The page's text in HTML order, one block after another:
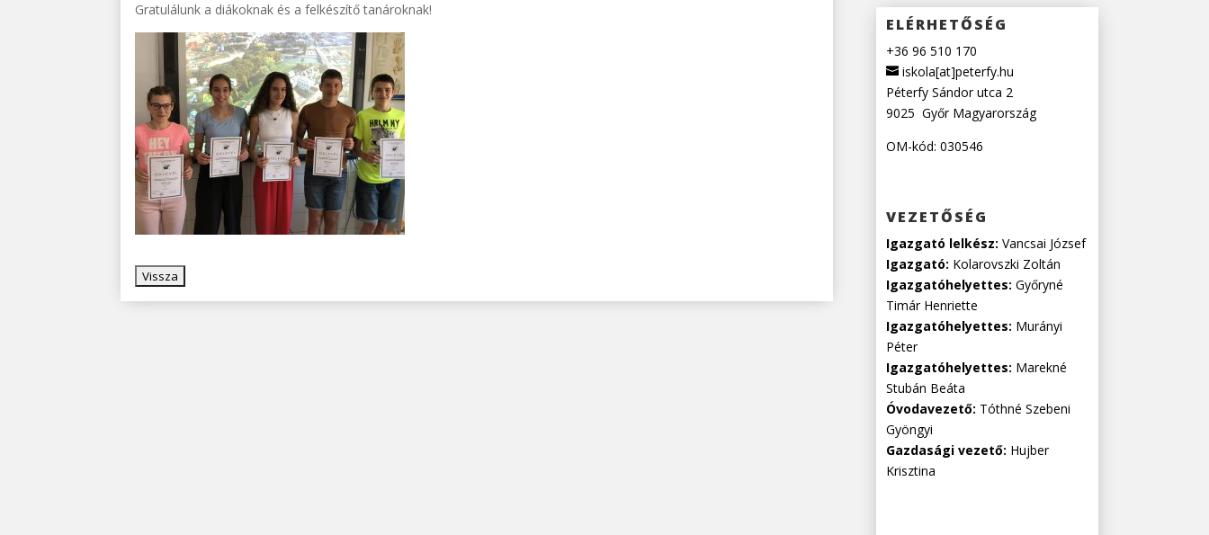
Gratulálunk a diákoknak és a felkészítő tanároknak!
ELÉRHETŐSÉG
+36 96 510 170
iskola[at]peterfy.hu
Péterfy Sándor utca 2
9025 Győr Magyarország
OM-kód: 030546
VEZETŐSÉG
Igazgató lelkész: Vancsai József
Igazgató: Kolarovszki Zoltán
Igazgatóhelyettes: Győryné
Timár Henriette
Igazgatóhelyettes: Murányi
Péter
Igazgatóhelyettes: Marekné
Stubán Beáta
Óvodavezető: Tóthné Szebeni
Gyöngyi
Gazdasági vezető: Hujber
Krisztina